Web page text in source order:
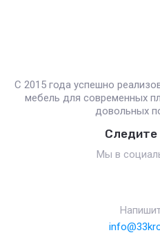
С 2015 года успешно
мебель для современных
довольных
Следите
Мы в